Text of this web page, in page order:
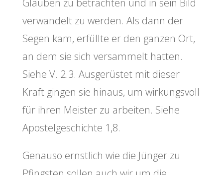
Glauben zu betrachten und in sein Bild
verwandelt zu werden. Als dann der
Segen kam, erfüllte er den ganzen Ort,
an dem sie sich versammelt hatten.
Siehe V. 2.3. Ausgerüstet mit dieser
Kraft gingen sie hinaus, um wirkungsvoll
für ihren Meister zu arbeiten. Siehe
Apostelgeschichte 1,8.
Genauso ernstlich wie die Jünger zu